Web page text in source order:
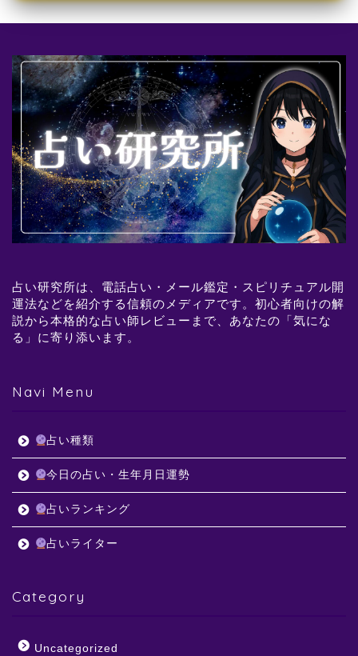
占い研究所は、電話占い・メール鑑定・スピリチュアル開
運法などを紹介する信頼のメディアです。初心者向けの解
説から本格的な占い師レビューまで、あなたの「気にな
る」に寄り添います。
Navi Menu
占い種類
今日の占い・生年月日運勢
占いランキング
占いライター
Category
Uncategorized